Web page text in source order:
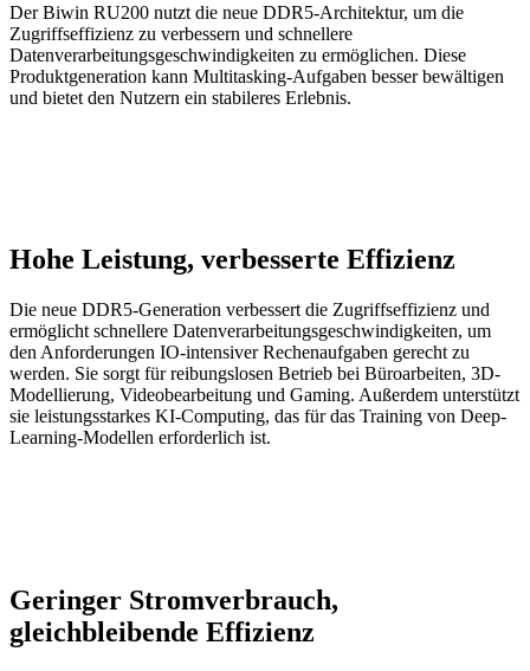
Der Biwin RU200 nutzt die neue DDR5-Architektur, um die
Zugriffseffizienz zu verbessern und schnellere
Datenverarbeitungsgeschwindigkeiten zu ermöglichen. Diese
Produktgeneration kann Multitasking-Aufgaben besser bewältigen
und bietet den Nutzern ein stabileres Erlebnis.
Hohe Leistung, verbesserte Effizienz
Die neue DDR5-Generation verbessert die Zugriffseffizienz und
ermöglicht schnellere Datenverarbeitungsgeschwindigkeiten, um
den Anforderungen IO-intensiver Rechenaufgaben gerecht zu
werden. Sie sorgt für reibungslosen Betrieb bei Büroarbeiten, 3D-
Modellierung, Videobearbeitung und Gaming. Außerdem unterstützt
sie leistungsstarkes KI-Computing, das für das Training von Deep-
Learning-Modellen erforderlich ist.
Geringer Stromverbrauch,
gleichbleibende Effizienz